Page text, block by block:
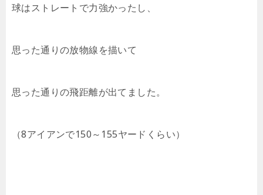
球はストレートで力強かったし、
思った通りの放物線を描いて
思った通りの飛距離が出てました。
（8アイアンで150～155ヤードくらい）